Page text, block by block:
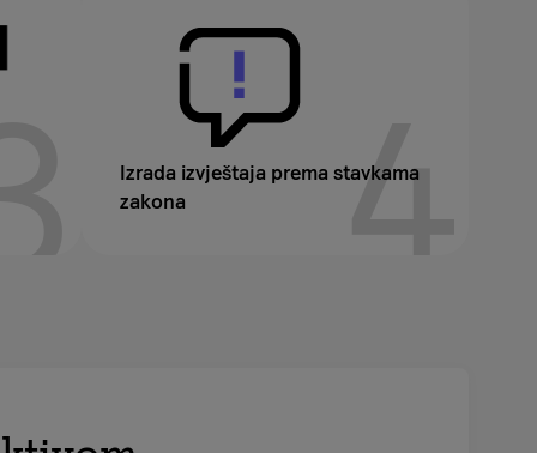
Izrada izvještaja prema stavkama
zakona
4